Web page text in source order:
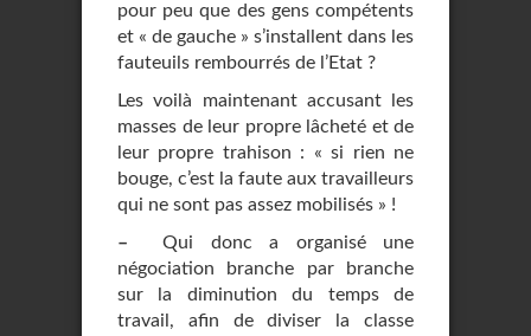
pour peu que des gens compétents
et « de gauche » s’installent dans les
fauteuils rembourrés de l’Etat ?
Les voilà maintenant accusant les
masses de leur propre lâcheté et de
leur propre trahison : « si rien ne
bouge, c’est la faute aux travailleurs
qui ne sont pas assez mobilisés » !
– Qui donc a organisé une
négociation branche par branche
sur la diminution du temps de
travail, afin de diviser la classe